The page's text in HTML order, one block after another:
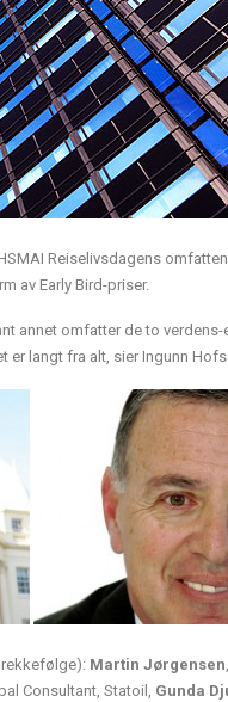
Reiselivsdagens
av Early Bird-priser.
annet omfatter de to verdens-
er langt fra alt, sier Ingunn
Martin Jørgensen
Consultant, Statoil, Gunda